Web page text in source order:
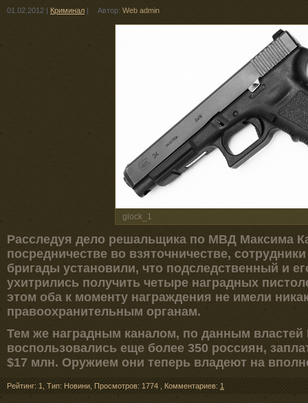
01.02.2012 Криминал Автор: Web admin
glock_1
Расследуя дело решальщика по МВД Максима
посредничестве во взяточничестве,
бригады установили, что подследственный и
ухитрились получить четыре наградных
этом оба к моменту награждения не имели
правоохранительным органам.
Тем же наградным каналом, по данным властей
воспользовались еще более 350 россиян,
$17 млн. Оружием они теперь владеют на
Рейтинг: 1 Тип: Новини Просмотров: 1774 Комментариев: 1